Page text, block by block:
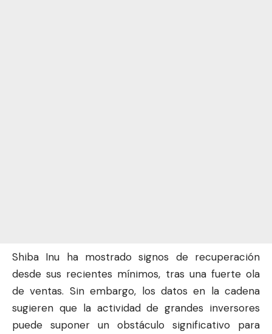
Shiba Inu ha mostrado signos de recuperación
desde sus recientes mínimos, tras una fuerte ola
de ventas. Sin embargo, los datos en la cadena
sugieren que la actividad de grandes inversores
puede suponer un obstáculo significativo para